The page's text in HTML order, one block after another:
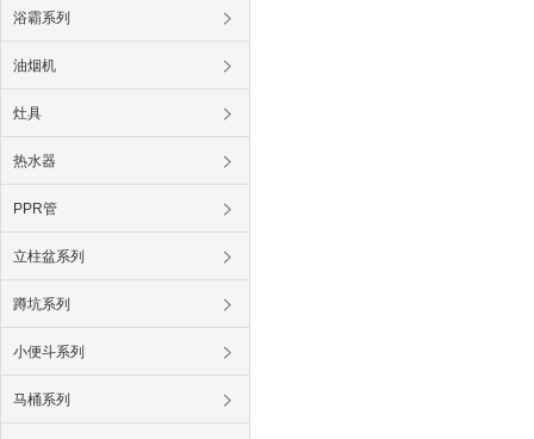
浴霸系列
油烟机
灶具
热水器
PPR管
立柱盆系列
蹲坑系列
小便斗系列
马桶系列